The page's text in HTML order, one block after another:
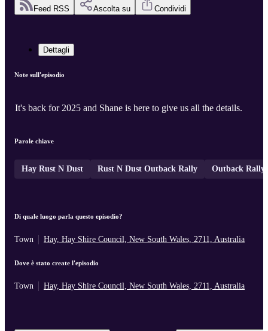
Feed RSS Ascolta su Condividi
Dettagli
Note sull'episodio
It's back for 2025 and Shane is here to give us all the details.
Parole chiave
Hay Rust N Dust Rust N Dust Outback Rally Outback Rally
Di quale luogo parla questo episodio?
Town Hay, Hay Shire Council, New South Wales, 2711, Australia
Dove è stato create l'episodio
Town Hay, Hay Shire Council, New South Wales, 2711, Australia